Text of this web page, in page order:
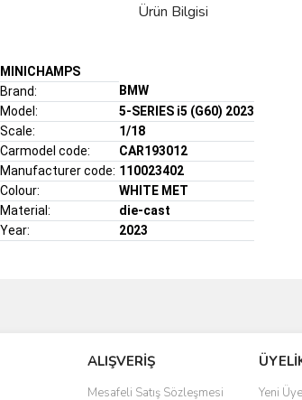
Ürün Bilgisi
MINICHAMPS
Brand:
BMW
Model:
5-SERIES i5 (G60) 2023
Scale:
1/18
Carmodel code:
CAR193012
Manufacturer code: 110023402
Colour:
WHITE MET
Material:
die-cast
Year:
2023
ALIŞVERİŞ
Mesafeli Satış Sözleşmesi Yeni